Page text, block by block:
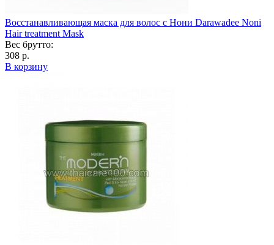
Восстанавливающая маска для волос с Нони Darawadee Noni
Hair treatment Mask
Вес брутто:
308 р.
В корзину